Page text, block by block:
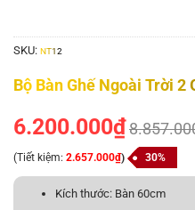
SKU: NT12
Bộ Bàn Ghế Ngoài Trời 2
6.200.000₫
(Tiết kiệm: 2.657.000₫) 30%
Kích thước: Bàn 60cm